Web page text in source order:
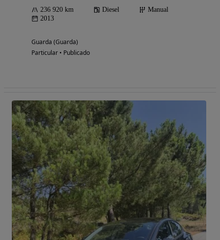
236 920 km Diesel
Manual
2013
Guarda (Guarda)
Particular • Publicado